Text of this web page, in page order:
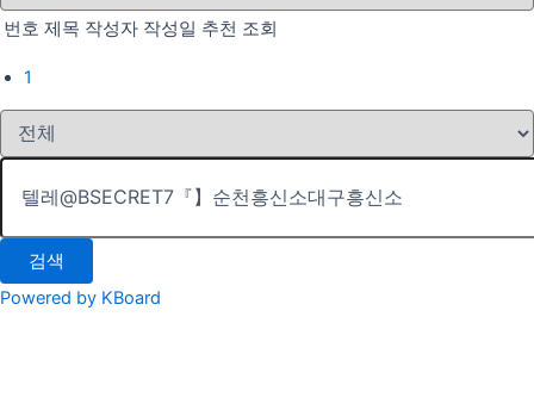
번호 제목 작성자 작성일 추천 조회
1
검색
Powered by KBoard